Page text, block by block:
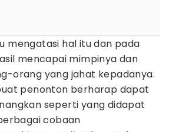
mengatasi hal itu dan pada
mencapai mimpinya dan
orang yang jahat kepadanya.
penonton berharap dapat
seperti yang didapat
cobaan